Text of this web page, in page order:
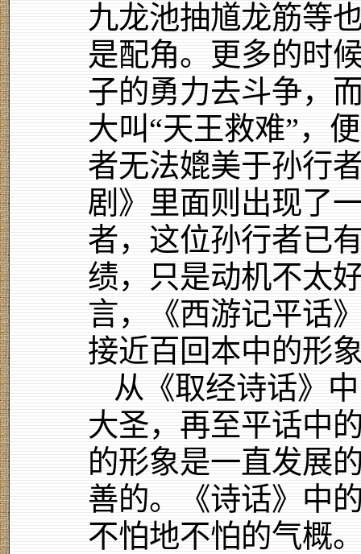
九龙池抽馗龙筋等
是配角。更多的时
子的勇力去斗争，
大叫“天王救难”，
者无法媲美于孙行
剧》里面则出现了
者，这位孙行者已
绩，只是动机不太
言，《西游记平话
接近百回本中的形
从《取经诗话》
大圣，再至平话中
的形象是一直发展
善的。《诗话》中
不怕地不怕的气概